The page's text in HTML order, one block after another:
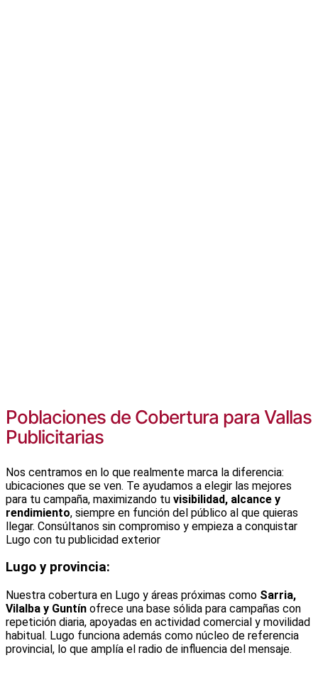
Poblaciones de Cobertura para Vallas
Publicitarias
Nos centramos en lo que realmente marca la diferencia:
ubicaciones que se ven. Te ayudamos a elegir las mejores
para tu campaña, maximizando tu visibilidad, alcance y
rendimiento, siempre en función del público al que quieras
llegar. Consúltanos sin compromiso y empieza a conquistar
Lugo con tu publicidad exterior
Lugo y provincia:
Nuestra cobertura en Lugo y áreas próximas como Sarria,
Vilalba y Guntín ofrece una base sólida para campañas con
repetición diaria, apoyadas en actividad comercial y movilidad
habitual. Lugo funciona además como núcleo de referencia
provincial, lo que amplía el radio de influencia del mensaje.